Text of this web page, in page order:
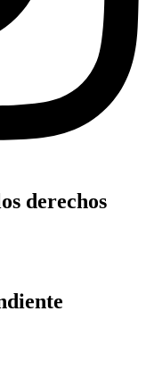
derechos